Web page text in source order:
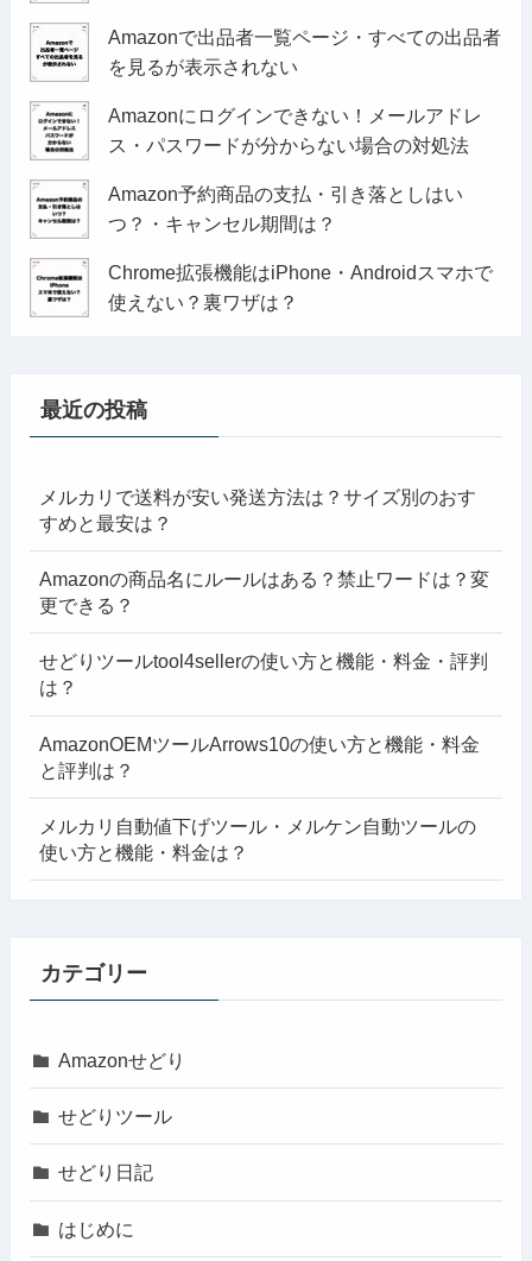
Amazonで出品者一覧ページ・すべての出品者
を見るが表示されない
Amazonにログインできない！メールアドレ
ス・パスワードが分からない場合の対処法
Amazon予約商品の支払・引き落としはい
つ？・キャンセル期間は？
Chrome拡張機能はiPhone・Androidスマホで
使えない？裏ワザは？
最近の投稿
メルカリで送料が安い発送方法は？サイズ別のおす
すめと最安は？
Amazonの商品名にルールはある？禁止ワードは？変
更できる？
せどりツールtool4sellerの使い方と機能・料金・評判
は？
AmazonOEMツールArrows10の使い方と機能・料金
と評判は？
メルカリ自動値下げツール・メルケン自動ツールの
使い方と機能・料金は？
カテゴリー
Amazonせどり
せどりツール
せどり日記
はじめに